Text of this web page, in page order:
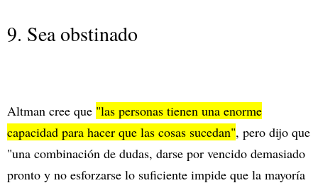
9. Sea obstinado
Altman cree que "las personas tienen una enorme
capacidad para hacer que las cosas sucedan", pero dijo que
"una combinación de dudas, darse por vencido demasiado
pronto y no esforzarse lo suficiente impide que la mayoría